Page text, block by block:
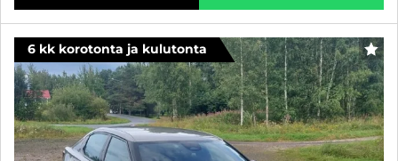
6 kk korotonta ja kulutonta